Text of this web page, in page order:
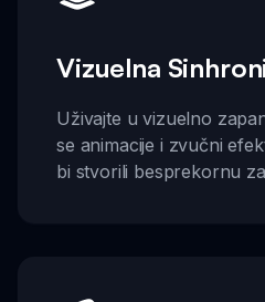
Vizuelna
Uživajte u vizuelno
se animacije i zvučni
bi stvorili besprekornu